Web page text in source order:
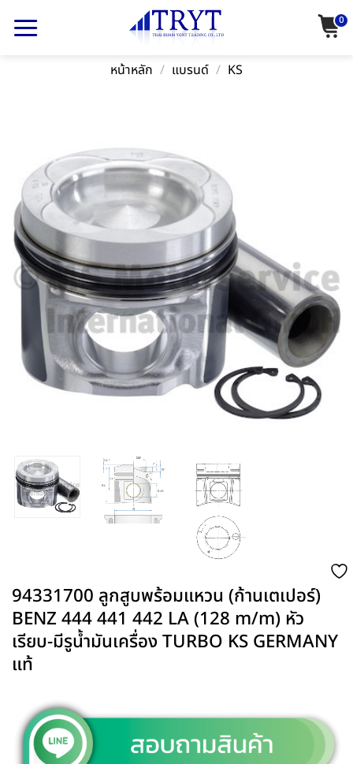
0
หน้าหลัก / แบรนด์ / KS
94331700 ลูกสูบพร้อมแหวน (ก้านเตเปอร์)
BENZ 444 441 442 LA (128 m/m) หัว
เรียบ-มีรูน้ำมันเครื่อง TURBO KS GERMANY
แท้